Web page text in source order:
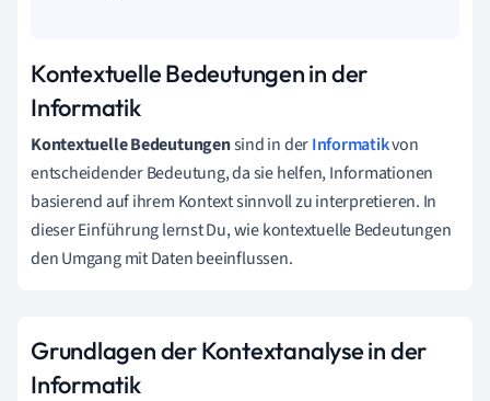
Kontextuelle Bedeutungen in der
Informatik
Kontextuelle Bedeutungensind in derInformatikvon
entscheidender Bedeutung, da sie helfen, Informationen
basierend auf ihrem Kontext sinnvoll zu interpretieren. In
dieser Einführung lernst Du, wie kontextuelle Bedeutungen
den Umgang mit Daten beeinflussen.
Grundlagen der Kontextanalyse in der
Informatik